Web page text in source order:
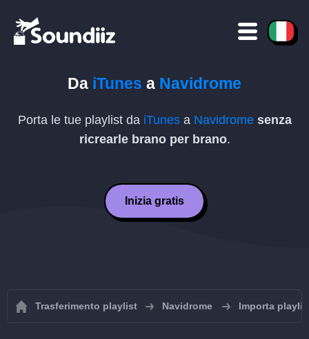
Da iTunes a Navidrome
Porta le tue playlist da iTunesa Navidrome senza
ricrearle brano per brano.
Inizia gratis
Trasferimento playlist Navidrome Importa